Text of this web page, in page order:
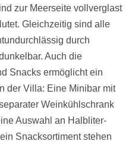
zur Meerseite vollverglast
Gleichzeitig sind alle
durch
Auch die
Snacks ermöglicht ein
der Villa: Eine Minibar mit
Weinkühlschrank
Auswahl an Halbliter-
Snacksortiment stehen